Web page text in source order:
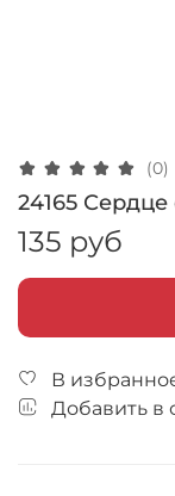
(0)
24165 Сердце
135 руб
В
Добавить в